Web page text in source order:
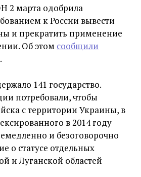
2 марта одобрила
к России вывести
и прекратить применение
Об этом сообщили
141 государство.
потребовали, чтобы
с территории Украины, в
в 2014 году
и безоговорочно
о статусе отдельных
и Луганской областей